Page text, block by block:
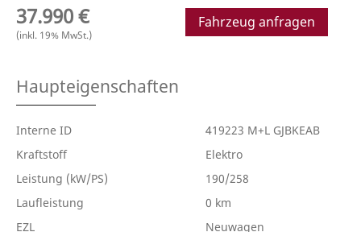
37.990 €
(inkl. 19% MwSt.)
Fahrzeug anfragen
Haupteigenschaften
Interne ID
419223 M+L GJBKEAB
Kraftstoff
Elektro
Leistung (kW/PS)
190/258
Laufleistung
0 km
EZL
Neuwagen